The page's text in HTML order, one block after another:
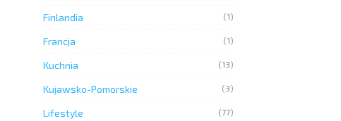
Finlandia (1)
Francja (1)
Kuchnia (13)
Kujawsko-Pomorskie (3)
Lifestyle (77)